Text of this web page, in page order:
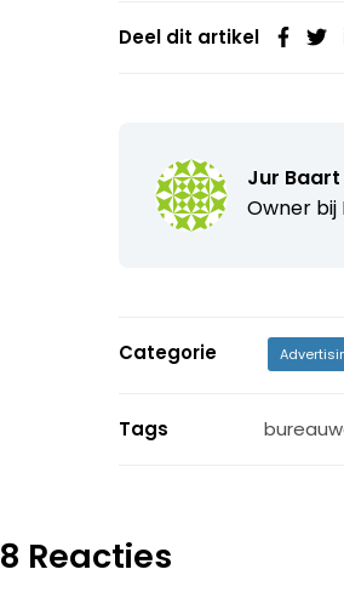
Deel dit artikel
Jur Baart
Owner bij
Categorie
Tags
8 Reacties